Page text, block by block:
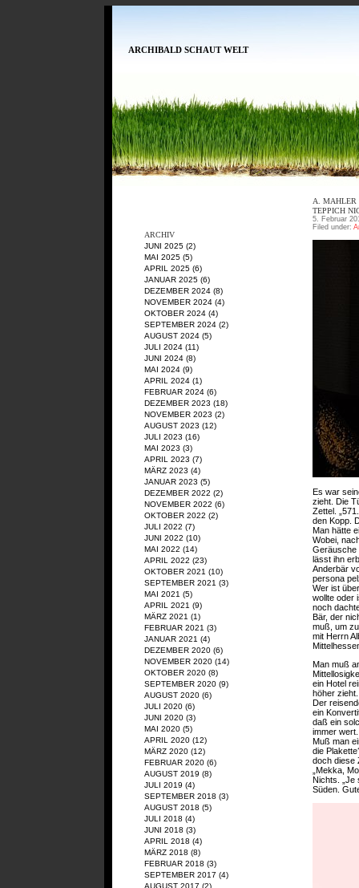
ARCHIBALD SCHAUT WELT
ARCHIV
JUNI 2025 (2)
MAI 2025 (5)
APRIL 2025 (6)
JANUAR 2025 (6)
DEZEMBER 2024 (8)
NOVEMBER 2024 (4)
OKTOBER 2024 (4)
SEPTEMBER 2024 (2)
AUGUST 2024 (5)
JULI 2024 (11)
JUNI 2024 (8)
MAI 2024 (9)
APRIL 2024 (1)
FEBRUAR 2024 (6)
DEZEMBER 2023 (18)
NOVEMBER 2023 (2)
AUGUST 2023 (12)
JULI 2023 (16)
MAI 2023 (3)
APRIL 2023 (7)
MÄRZ 2023 (4)
JANUAR 2023 (5)
DEZEMBER 2022 (2)
NOVEMBER 2022 (6)
OKTOBER 2022 (2)
JULI 2022 (7)
JUNI 2022 (10)
MAI 2022 (14)
APRIL 2022 (23)
OKTOBER 2021 (10)
SEPTEMBER 2021 (3)
MAI 2021 (5)
APRIL 2021 (9)
MÄRZ 2021 (1)
FEBRUAR 2021 (3)
JANUAR 2021 (4)
DEZEMBER 2020 (6)
NOVEMBER 2020 (14)
OKTOBER 2020 (8)
SEPTEMBER 2020 (9)
AUGUST 2020 (6)
JULI 2020 (6)
JUNI 2020 (3)
MAI 2020 (5)
APRIL 2020 (12)
MÄRZ 2020 (12)
FEBRUAR 2020 (6)
AUGUST 2019 (8)
JULI 2019 (4)
SEPTEMBER 2018 (3)
AUGUST 2018 (5)
JULI 2018 (4)
JUNI 2018 (3)
APRIL 2018 (4)
MÄRZ 2018 (8)
FEBRUAR 2018 (3)
SEPTEMBER 2017 (4)
AUGUST 2017 (2)
A. MAHLER
TEPPICH
5. Februar
Filed under:
Es war
zieht. Die
Zettel.
den Kopp.
Man hätte
Wobei,
Geräusche
lässt ihn
Anderbär
persona
Wer ist
wollte oder
noch
Bär, der
muß, um
mit Herrn
Man muß
ein Hotel
höher
Der
ein
daß ein
immer
Muß man
die
doch diese
„Mekka,
Nichts. „Je
Süden.